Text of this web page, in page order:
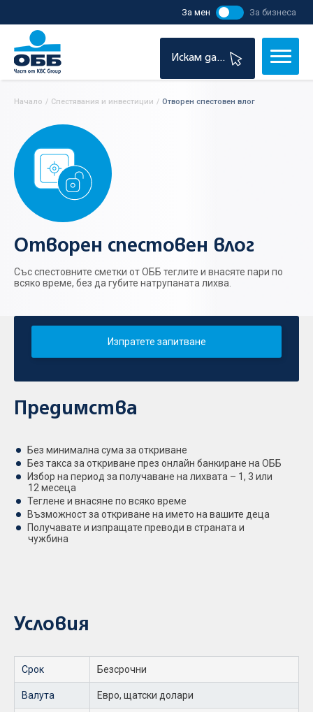
За мен За бизнеса
Искам да...
Начало / Спестявания и инвестиции / Отворен спестовен влог
Отворен спестовен влог
Със спестовните сметки от ОББ теглите и внасяте пари по
всяко време, без да губите натрупаната лихва.
Изпратете запитване
Предимства
Без минимална сума за откриване
Без такса за откриване през онлайн банкиране на ОББ
Избор на период за получаване на лихвата – 1, 3 или
12 месеца
Теглене и внасяне по всяко време
Възможност за откриване на името на вашите деца
Получавате и изпращате преводи в страната и
чужбина
Условия
Срок Безсрочни
Валута Eвро, щатски долари